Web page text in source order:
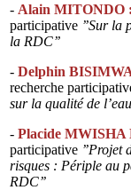
- Alain MITONDO :
participative ’’Sur
la RDC’’
- Delphin
recherche
sur la qualité de
- Placide MWISHA
participative
risques : Périple au
RDC’’